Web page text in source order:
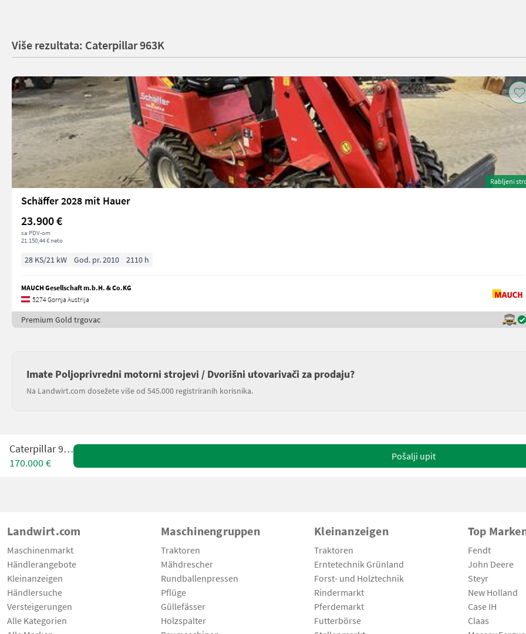
Više rezultata: Caterpillar 963K
Rabljeni
Schäffer 2028 mit Hauer
23.900 €
sa PDV-om
21.150,44 € neto
28 KS/21 kW God. pr. 2010 2110 h
MAUCH Gesellschaft m.b.H. & Co.KG
5274 Gornja Austrija
Premium Gold trgovac
Imate Poljoprivredni motorni strojevi / Dvorišni utovarivači za prodaju?
Na Landwirt.com dosežete više od 545.000 registriranih korisnika.
Caterpillar 963K
170.000 €
Pošalji upit
Landwirt.com
Maschinenmarkt
Händlerangebote
Kleinanzeigen
Händlersuche
Versteigerungen
Alle Kategorien
Maschinengruppen
Traktoren
Mähdrescher
Rundballenpressen
Pflüge
Güllefässer
Holzspalter
Kleinanzeigen
Traktoren
Erntetechnik Grünland
Forst- und Holztechnik
Rindermarkt
Pferdemarkt
Futterbörse
Top
Fendt
John Deere
Steyr
New Holland
Case IH
Claas